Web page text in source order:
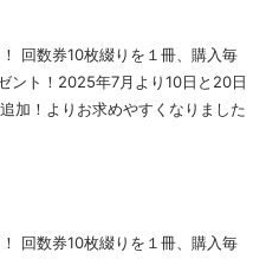
回数券10枚綴りを１冊、購入毎
ント！2025年7月より10日と20日
加！よりお求めやすくなりました
回数券10枚綴りを１冊、購入毎